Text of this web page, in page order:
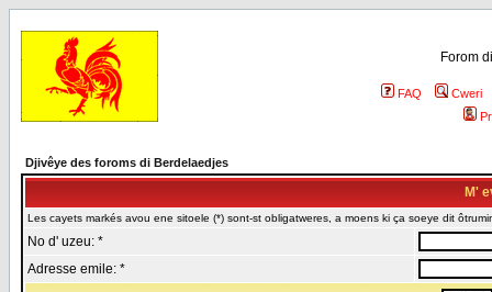
Forom
FAQ
Cweri
Djivêye des foroms di Berdelaedjes
M'
Les cayets markés avou ene sitoele (*) sont-st obligatweres, a moens ki ça soeye dit
No d' uzeu: *
Adresse emile: *